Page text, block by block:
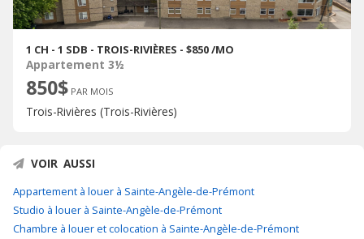
1 CH - 1 SDB - TROIS-RIVIÈRES - $850 /MO
Appartement 3½
850$ PAR MOIS
Trois-Rivières (Trois-Rivières)
VOIR AUSSI
Appartement à louer à Sainte-Angèle-de-Prémont
Studio à louer à Sainte-Angèle-de-Prémont
Chambre à louer et colocation à Sainte-Angèle-de-Prémont